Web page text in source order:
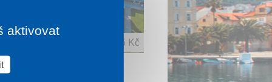
TERME
2 085 Kč
aktivovat